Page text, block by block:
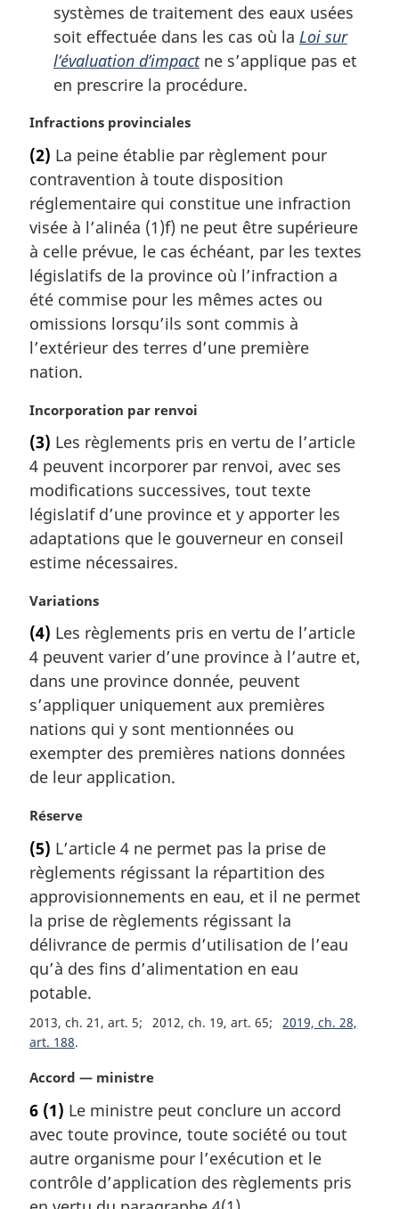
systèmes de traitement des eaux usées
soit effectuée dans les cas où la Loi sur
l’évaluation d’impactne s’applique pas et
en prescrire la procédure.
N
t
e
m
a
g
i
n
a
l
e
:
Infractions provinciales
(2) La peine établie par règlement pour
contravention à toute disposition
réglementaire qui constitue une infraction
visée à l’alinéa (1)f) ne peut être supérieure
à celle prévue, le cas échéant, par les textes
législatifs de la province où l’infraction a
été commise pour les mêmes actes ou
omissions lorsqu’ils sont commis à
l’extérieur des terres d’une première
nation.
N
t
e
m
a
g
i
a
l
e
:
Incorporation par renvoi
(3) Les règlements pris en vertu de l’article
4 peuvent incorporer par renvoi, avec ses
modifications successives, tout texte
législatif d’une province et y apporter les
adaptations que le gouverneur en conseil
estime nécessaires.
N
t
e
m
a
g
i
n
l
:
Variations
(4) Les règlements pris en vertu de l’article
4 peuvent varier d’une province à l’autre et,
dans une province donnée, peuvent
s’appliquer uniquement aux premières
nations qui y sont mentionnées ou
exempter des premières nations données
de leur application.
N
t
e
m
a
r
g
i
n
l
e
:
Réserve
(5) L’article 4 ne permet pas la prise de
règlements régissant la répartition des
approvisionnements en eau, et il ne permet
la prise de règlements régissant la
délivrance de permis d’utilisation de l’eau
qu’à des fins d’alimentation en eau
potable.
2013, ch. 21, art. 5 2012, ch. 19, art. 65
2019, ch. 28,
art. 188
N
t
e
m
a
Accord — ministre
6 (1) Le ministre peut conclure un accord
avec toute province, toute société ou tout
autre organisme pour l’exécution et le
contrôle d’application des règlements pris